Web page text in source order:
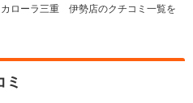
カローラ三重 伊勢店のクチコミ一覧を
ミ